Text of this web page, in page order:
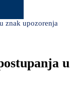
znak upozorenja
u